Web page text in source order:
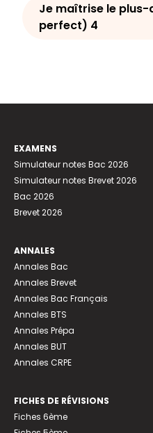
Je maîtrise le
perfect) 4
EXAMENS
Simulateur notes Bac 2026
Simulateur notes Brevet 2026
Bac 2026
Brevet 2026
ANNALES
Annales Bac
Annales Brevet
Annales Bac Français
Annales BTS
Annales Prépa
Annales BUT
Annales CRPE
FICHES DE RÉVISIONS
Fiches 6ème